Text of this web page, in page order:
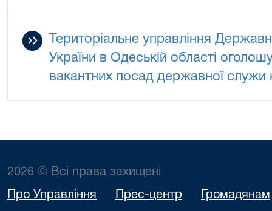
Територіальне управління
України в Одеській області
вакантних посад державної служи
2026 © Всі права захищені
Про Управління Прес-центр Громадянам